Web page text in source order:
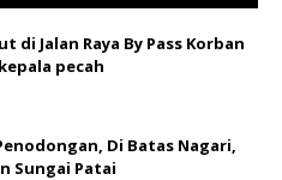
di Jalan Raya By Pass Korban
pecah
Di Batas Nagari,
Sungai Patai